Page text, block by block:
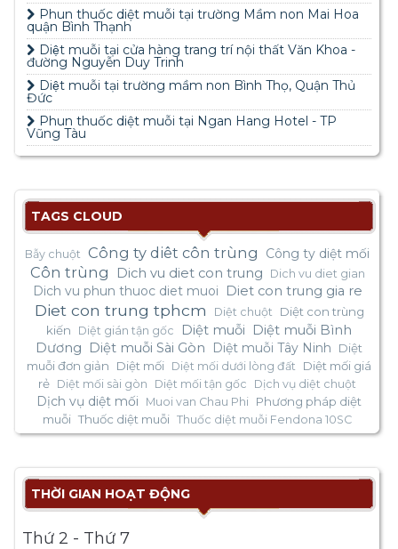
Phun thuốc diệt muỗi tại trường Mầm non Mai Hoa
quận Bình Thạnh
Diệt muỗi tại cửa hàng trang trí nội thất Văn Khoa -
đường Nguyễn Duy Trinh
Diệt muỗi tại trường mầm non Bình Thọ, Quận Thủ
Đức
Phun thuốc diệt muỗi tại Ngan Hang Hotel - TP
Vũng Tàu
TAGS CLOUD
Bẫy chuột Công ty diêt côn trùng Công ty diệt mối
Côn trùng Dich vu diet con trung Dich vu diet gian
Dich vu phun thuoc diet muoi Diet con trung gia re
Diet con trung tphcm Diệt chuột
Diệt con trùng
kiến
Diệt gián tận gốc Diệt muỗi
Diệt muỗi Bình
Dương
Diệt muỗi Sài Gòn Diệt muỗi Tây Ninh
Diệt
muỗi đơn giản
Diệt mối Diệt mối dưới lòng đất
Diệt mối giá
rẻ Diệt mối sài gòn Diệt mối tận gốc Dịch vụ diệt chuột
Dịch vụ diệt mối Muoi van Chau Phi
Phương pháp diệt
muỗi Thuốc diệt muỗi Thuốc diệt muỗi Fendona 10SC
THỜI GIAN HOẠT ĐỘNG
Thứ 2 - Thứ 7